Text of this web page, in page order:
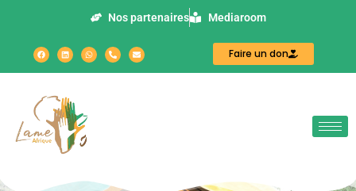
Nos partenaires Mediaroom
Faire un don